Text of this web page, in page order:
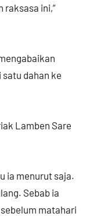
raksasa ini,”
dahan ke
Lamben Sare
ia menurut saja.
Sebab ia
matahari